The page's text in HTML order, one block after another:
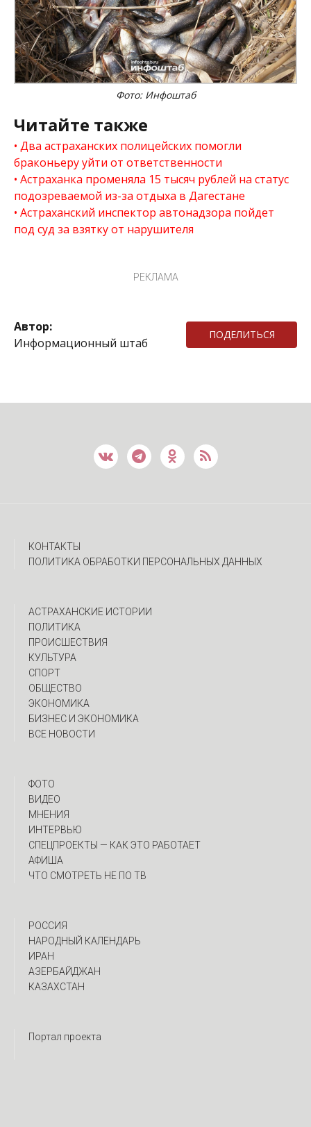
Фото: Инфоштаб
Читайте также
Два астраханских полицейских помогли
браконьеру уйти от ответственности
Астраханка променяла 15 тысяч рублей на статус
подозреваемой из-за отдыха в Дагестане
Астраханский инспектор автонадзора пойдет
под суд за взятку от нарушителя
РЕКЛАМА
Автор:
Информационный штаб
ПОДЕЛИТЬСЯ
КОНТАКТЫ
ПОЛИТИКА ОБРАБОТКИ ПЕРСОНАЛЬНЫХ ДАННЫХ
АСТРАХАНСКИЕ ИСТОРИИ
ПОЛИТИКА
ПРОИСШЕСТВИЯ
КУЛЬТУРА
СПОРТ
ОБЩЕСТВО
ЭКОНОМИКА
БИЗНЕС И ЭКОНОМИКА
ВСЕ НОВОСТИ
ФОТО
ВИДЕО
МНЕНИЯ
ИНТЕРВЬЮ
CПЕЦПРОЕКТЫ — КАК ЭТО РАБОТАЕТ
АФИША
ЧТО СМОТРЕТЬ НЕ ПО ТВ
РОССИЯ
НАРОДНЫЙ КАЛЕНДАРЬ
ИРАН
АЗЕРБАЙДЖАН
КАЗАХСТАН
Портал проекта